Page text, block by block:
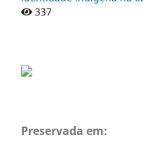
337
Preservada em: